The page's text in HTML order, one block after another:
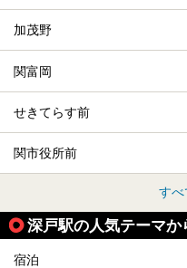
加茂野
関富岡
せきてらす前
関市役所前
すべ
深戸駅の人気テーマか
宿泊